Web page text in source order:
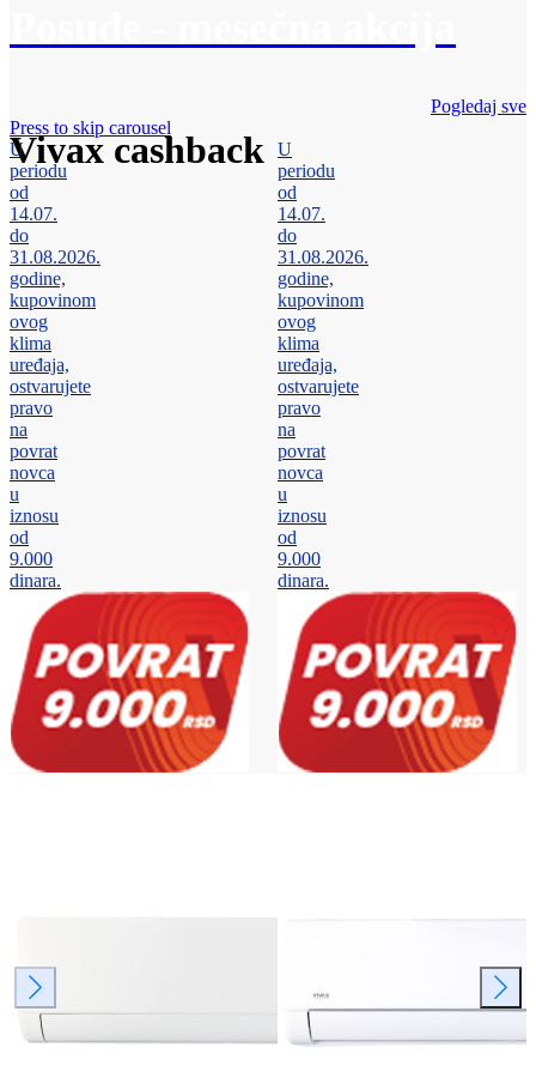
Vivax cashback
Pogledaj sve
Press to skip carousel
U
periodu
od
14.07.
do
31.08.2026.
godine,
kupovinom
ovog
klima
uređaja,
ostvarujete
pravo
na
povrat
novca
u
iznosu
od
9.000
dinara.
U
periodu
od
14.07.
do
31.08.2026.
godine,
kupovinom
ovog
klima
uređaja,
ostvarujete
pravo
na
povrat
novca
u
iznosu
od
9.000
dinara.